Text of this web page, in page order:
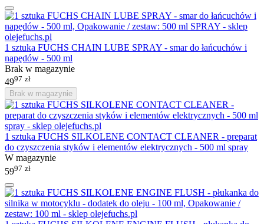
1 sztuka FUCHS CHAIN LUBE SPRAY - smar do łańcuchów i
napędów - 500 ml
Brak w magazynie
4997 zł
Brak w magazynie
1 sztuka FUCHS SILKOLENE CONTACT CLEANER - preparat
do czyszczenia styków i elementów elektrycznych - 500 ml spray
W magazynie
5997 zł